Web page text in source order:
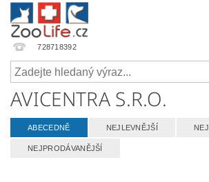
728718392
AVICENTRA S.R.O.
ABECEDNĚ NEJLEVNĚJŠÍ
NEJPRODÁVANĚJŠÍ